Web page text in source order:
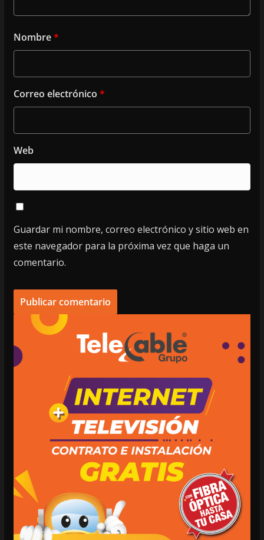
Nombre*
Correo electrónico *
Web
Guardar mi nombre, correo electrónico y sitio web en
este navegador para la próxima vez que haga un
comentario.